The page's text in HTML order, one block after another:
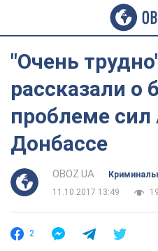
"Очень
рассказали о
проблеме сил
Донбассе
OBOZ.UA
11.10.2017 13:49
2